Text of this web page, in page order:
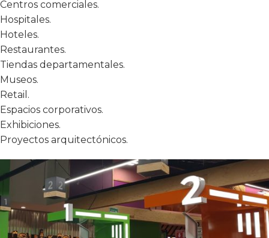
Centros comerciales.
Hospitales.
Hoteles.
Restaurantes.
Tiendas departamentales.
Museos.
Retail.
Espacios corporativos.
Exhibiciones.
Proyectos arquitectónicos.